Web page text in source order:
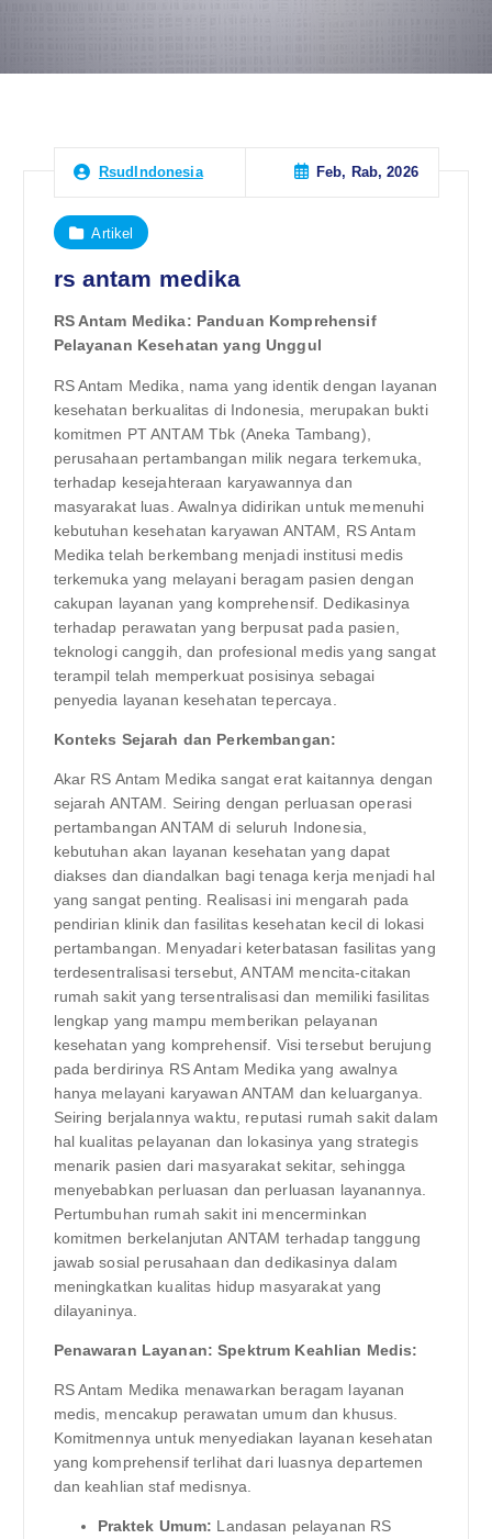
RsudIndonesia Feb, Rab, 2026
Artikel
rs antam medika
RS Antam Medika: Panduan Komprehensif
Pelayanan Kesehatan yang Unggul
RS Antam Medika, nama yang identik dengan layanan
kesehatan berkualitas di Indonesia, merupakan bukti
komitmen PT ANTAM Tbk (Aneka Tambang),
perusahaan pertambangan milik negara terkemuka,
terhadap kesejahteraan karyawannya dan
masyarakat luas. Awalnya didirikan untuk memenuhi
kebutuhan kesehatan karyawan ANTAM, RS Antam
Medika telah berkembang menjadi institusi medis
terkemuka yang melayani beragam pasien dengan
cakupan layanan yang komprehensif. Dedikasinya
terhadap perawatan yang berpusat pada pasien,
teknologi canggih, dan profesional medis yang sangat
terampil telah memperkuat posisinya sebagai
penyedia layanan kesehatan tepercaya.
Konteks Sejarah dan Perkembangan:
Akar RS Antam Medika sangat erat kaitannya dengan
sejarah ANTAM. Seiring dengan perluasan operasi
pertambangan ANTAM di seluruh Indonesia,
kebutuhan akan layanan kesehatan yang dapat
diakses dan diandalkan bagi tenaga kerja menjadi hal
yang sangat penting. Realisasi ini mengarah pada
pendirian klinik dan fasilitas kesehatan kecil di lokasi
pertambangan. Menyadari keterbatasan fasilitas yang
terdesentralisasi tersebut, ANTAM mencita-citakan
rumah sakit yang tersentralisasi dan memiliki fasilitas
lengkap yang mampu memberikan pelayanan
kesehatan yang komprehensif. Visi tersebut berujung
pada berdirinya RS Antam Medika yang awalnya
hanya melayani karyawan ANTAM dan keluarganya.
Seiring berjalannya waktu, reputasi rumah sakit dalam
hal kualitas pelayanan dan lokasinya yang strategis
menarik pasien dari masyarakat sekitar, sehingga
menyebabkan perluasan dan perluasan layanannya.
Pertumbuhan rumah sakit ini mencerminkan
komitmen berkelanjutan ANTAM terhadap tanggung
jawab sosial perusahaan dan dedikasinya dalam
meningkatkan kualitas hidup masyarakat yang
dilayaninya.
Penawaran Layanan: Spektrum Keahlian Medis:
RS Antam Medika menawarkan beragam layanan
medis, mencakup perawatan umum dan khusus.
Komitmennya untuk menyediakan layanan kesehatan
yang komprehensif terlihat dari luasnya departemen
dan keahlian staf medisnya.
Praktek Umum: Landasan pelayanan RS